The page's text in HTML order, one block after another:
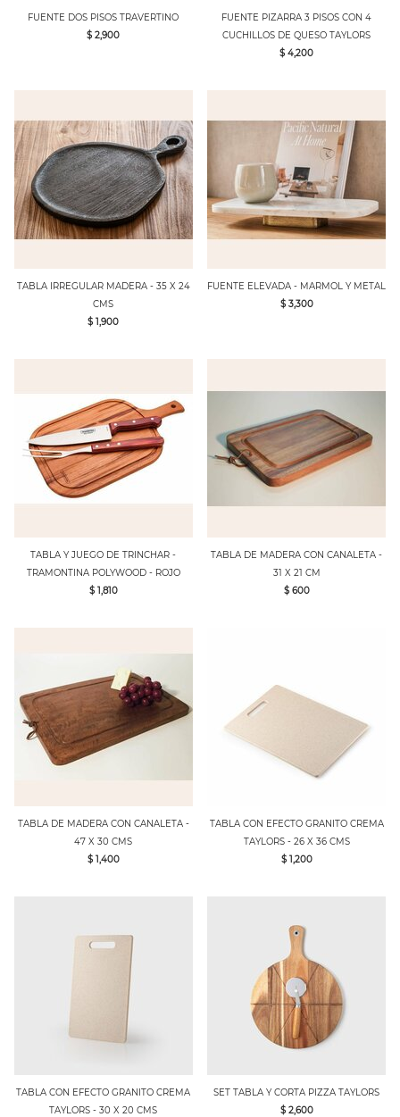
FUENTE DOS PISOS TRAVERTINO
$ 2,900
FUENTE PIZARRA 3 PISOS CON 4
CUCHILLOS DE QUESO TAYLORS
$ 4,200
TABLA IRREGULAR MADERA - 35 X 24
CMS
$ 1,900
FUENTE ELEVADA - MARMOL Y METAL
$ 3,300
TABLA Y JUEGO DE TRINCHAR -
TRAMONTINA POLYWOOD - ROJO
$ 1,810
TABLA DE MADERA CON CANALETA -
31 X 21 CM
$ 600
TABLA DE MADERA CON CANALETA -
47 X 30 CMS
$ 1,400
TABLA CON EFECTO GRANITO CREMA
TAYLORS - 26 X 36 CMS
$ 1,200
TABLA CON EFECTO GRANITO CREMA
TAYLORS - 30 X 20 CMS
SET TABLA Y CORTA PIZZA TAYLORS
$ 2,600